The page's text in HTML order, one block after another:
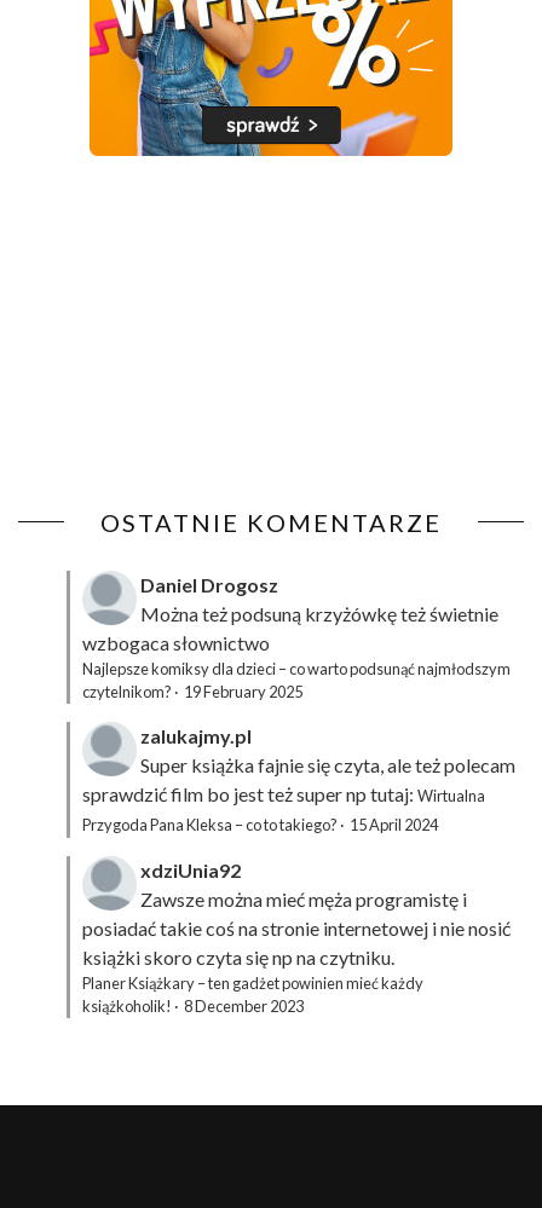
OSTATNIE KOMENTARZE
Daniel Drogosz
Można też podsuną krzyżówkęteż świetnie
wzbogaca słownictwo
Najlepsze komiksy dla dzieci – co warto podsunąć najmłodszym
czytelnikom? · 19 February 2025
zalukajmy.pl
Super książka fajnie się czyta, ale też polecam
sprawdzić film bo jest też super np tutaj: Wirtualna
Przygoda Pana Kleksa – co to takiego? · 15 April 2024
xdziUnia92
Zawsze można mieć męża programistę i
posiadać takie coś na stronie internetowej i nie nosić
książki skoro czyta się np na czytniku.
Planer Książkary – ten gadżet powinien mieć każdy
książkoholik! · 8 December 2023